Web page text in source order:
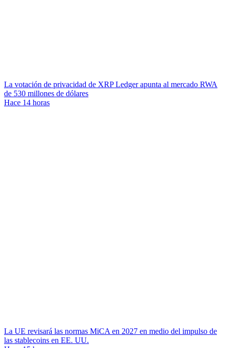
La votación de privacidad de XRP Ledger apunta al mercado RWA
de 530 millones de dólares
Hace 14 horas
La UE revisará las normas MiCA en 2027 en medio del impulso de
las stablecoins en EE. UU.